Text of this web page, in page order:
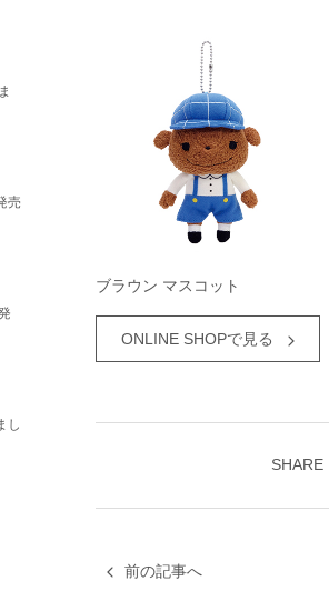
ブラウン マスコット
ONLINE SHOPで見る
SHARE
前の記事へ
売
し